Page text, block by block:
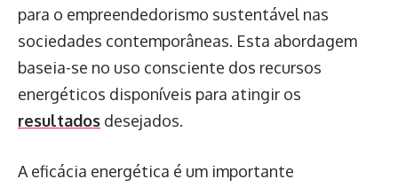
para o empreendedorismo sustentável nas
sociedades contemporâneas. Esta abordagem
baseia-se no uso consciente dos recursos
energéticos disponíveis para atingir os
resultados desejados.
A eficácia energética é um importante